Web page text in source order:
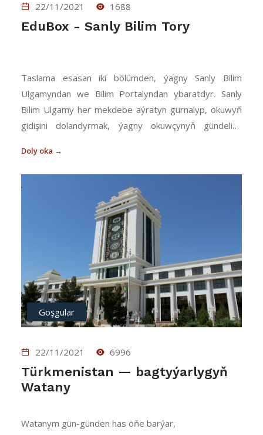
22/11/2021 1688
EduBox - Sanly Bilim Tory
Taslama esasan iki bölümden, ýagny Sanly Bilim
Ulgamyndan we Bilim Portalyndan ybaratdyr. Sanly
Bilim Ulgamy her mekdebe aýratyn gurnalyp, okuwyň
gidişini dolandyrmak, ýagny okuwçynyň gündeligi,
ýetişigi we gatnaşygynyň hasabatlary, ders rejeleridir
temalary ornaşdyrylandyr. Bilim Portaly bolsa
internetde aýratyn w...
Doly oka →
Goşgular
22/11/2021 6996
Türkmenistan — bagtyýarlygyň
Watany
Watanym gün-günden has öňe barýar,